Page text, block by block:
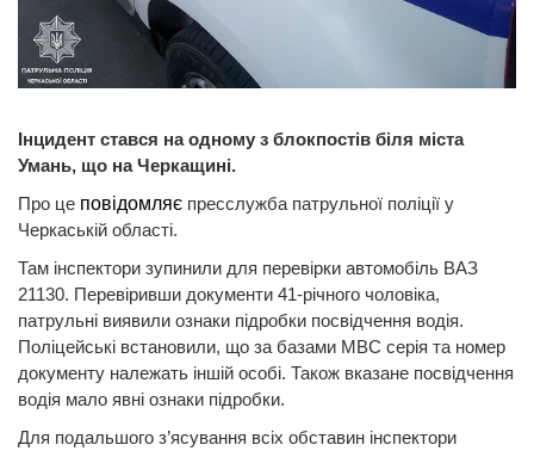
Інцидент стався на одному з блокпостів біля міста
Умань, що на Черкащині.
Про це повідомляє пресслужба патрульної поліції у
Черкаській області.
Там інспектори зупинили для перевірки автомобіль ВАЗ
21130. Перевіривши документи 41-річного чоловіка,
патрульні виявили ознаки підробки посвідчення водія.
Поліцейські встановили, що за базами МВС серія та номер
документу належать іншій особі. Також вказане посвідчення
водія мало явні ознаки підробки.
Для подальшого з’ясування всіх обставин інспектори